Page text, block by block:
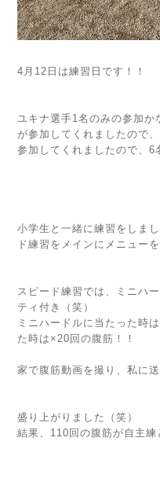
4月12日は練習日です！！
ユキナ選手1名のみの参加
が参加してくれましたので
参加してくれましたので、6
小学生と一緒に練習をしま
ド練習をメインにメニュー
スピード練習では、ミニハ
ティ付き（笑）
ミニハードルに当たった時
た時は×20回の腹筋！！
家で腹筋動画を撮り、私に
盛り上がりました（笑）
結果、110回の腹筋が自主練